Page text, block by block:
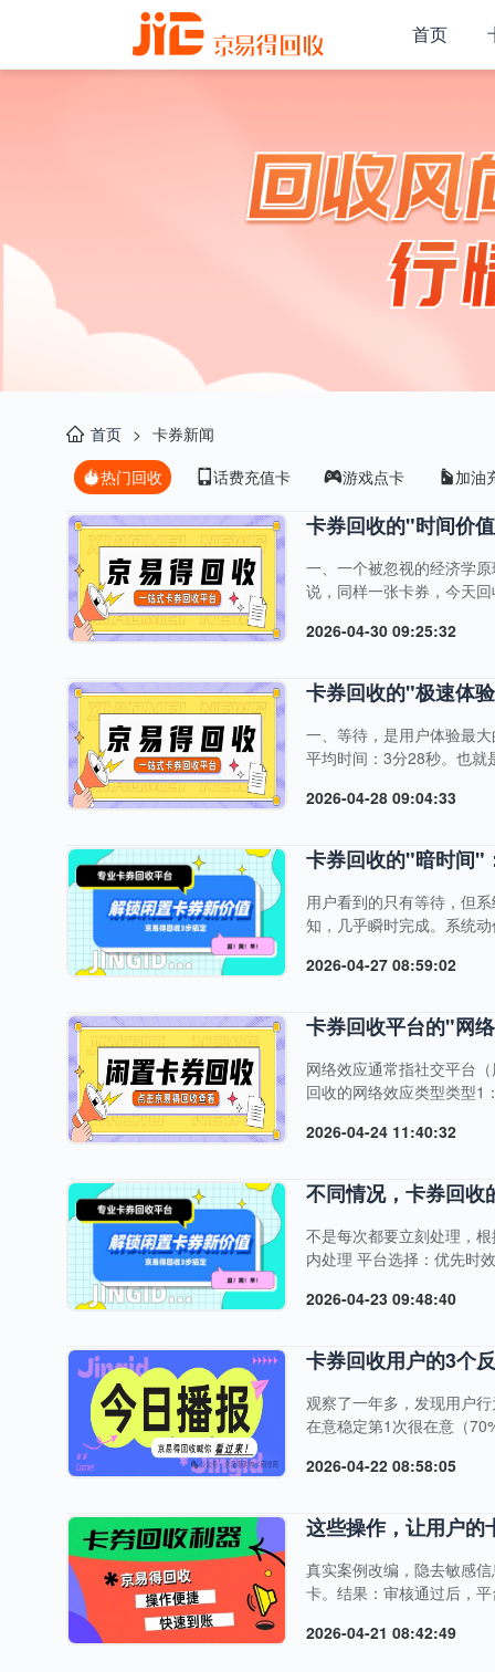
首页
首页 > 卡券新闻
热门回收
话费充值卡 游戏点卡 加油
卡券回收的"时间价
一、一个被忽视的经济学
说，同样一张卡券，今天
近，下游买家的购买意愿
回收价格受季节性需求影
2026-04-30 09:25:32
卡券回收的"极速体
一、等待，是用户体验最
平均时间：3分28秒。也
要消耗在三个环节：表格
三、京易得的"极速模式"
2026-04-28 09:04:33
卡券回收的"暗时间"
用户看到的只有等待，但
知，几乎瞬时完成。系统
作：比对黑卡号段库查询
优价格分配处理队列瓶颈
2026-04-27 08:59:02
卡券回收平台的"网
网络效应通常指社交平台
回收的网络效应类型类型1
意合作（量大、稳定）下
垒类型说明新平台困境渠
据训练误伤率高，黑卡漏
2026-04-24 11:40:32
不同情况，卡券回收
不是每次都要立刻处理，
内处理 平台选择：优先时
认顺畅后再处理全部情况
议：选择界面简单、客服
2026-04-23 09:48:40
卡券回收用户的3个
观察了一年多，发现用户
在意稳定第1次很在意（
格一直稳定在92-95%，正
决的人最忠诚"。京易得回
2026-04-22 08:58:05
这些操作，让用户的
真实案例改编，隐去敏感
卡。结果：审核通过后，
价格更高"。结果：卡密发
2026-04-21 08:42:49